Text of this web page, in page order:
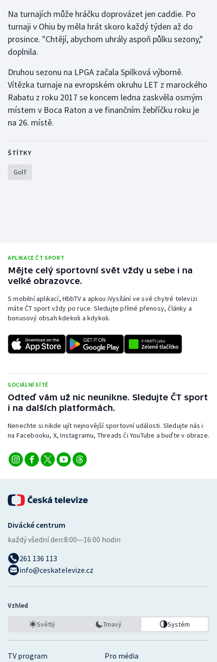
Na turnajích může hráčku doprovázet jen caddie. Po
turnaji v Ohiu by měla hrát skoro každý týden až do
prosince. "Chtějí, abychom uhrály aspoň půlku sezony,"
doplnila.
Druhou sezonu na LPGA začala Spilková výborně.
Vítězka turnaje na evropském okruhu LET z marockého
Rabatu z roku 2017 se koncem ledna zaskvěla osmým
místem v Boca Raton a ve finančním žebříčku roku je
na 26. místě.
ŠTÍTKY
Golf
APLIKACE ČT SPORT
Mějte celý sportovní svět vždy u sebe i na
velké obrazovce.
S mobilní aplikací, HbbTV a apkou iVysílání ve své chytré televizi
máte ČT sport vždy po ruce. Sledujte přímé přenosy, články a
bonusový obsah kdekoli a kdykoli.
SOCIÁLNÍ SÍTĚ
Odteď vám už nic neunikne. Sledujte ČT sport
i na dalších platformách.
Nenechte si nikde ujít nejnovější sportovní události. Sledujte nás i
na Facebooku, X, Instagramu, Threads či YouTube a buďte v obraze.
TV program
Pro média
Divácké centrum
každý všední den:8:00—16:00 hodin
261 136 113
info@ceskatelevize.cz
Vzhled
Světlý Tmavý Systém